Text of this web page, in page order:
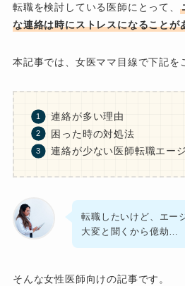
転職を検討している医師にとって、
な連絡は時にストレスになることが
本記事では、女医ママ目線で下記を
連絡が多い理由
困った時の対処法
連絡が少ない医師転職エー
転職したいけど、エー
大変と聞くから億劫…
そんな女性医師向けの記事です。